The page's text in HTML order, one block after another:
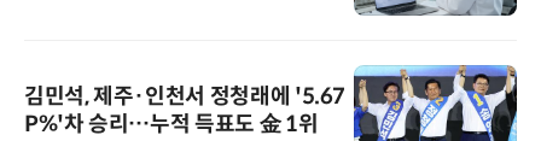
김민석, 제주·인천서 정청래에 '5.67
P%'차 승리…누적 득표도 金 1위